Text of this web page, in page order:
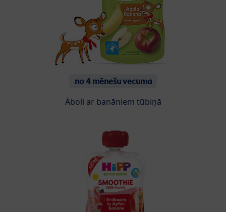
no 4 mēnešu vecuma
Āboli ar banāniem tūbiņā